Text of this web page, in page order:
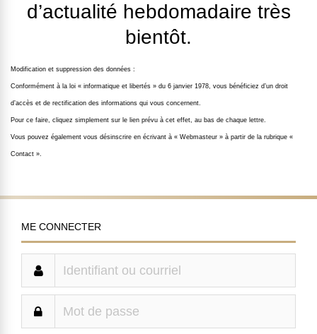
d’actualité hebdomadaire très
bientôt.
Modification et suppression des données :
Conformément à la loi « informatique et libertés » du 6 janvier 1978, vous bénéficiez d’un droit
d’accès et de rectification des informations qui vous concernent.
Pour ce faire, cliquez simplement sur le lien prévu à cet effet, au bas de chaque lettre.
Vous pouvez également vous désinscrire en écrivant à « Webmasteur » à partir de la rubrique «
Contact ».
ME CONNECTER